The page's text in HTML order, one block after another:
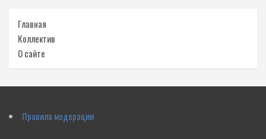
Главная
Коллектив
О сайте
Правила модерации